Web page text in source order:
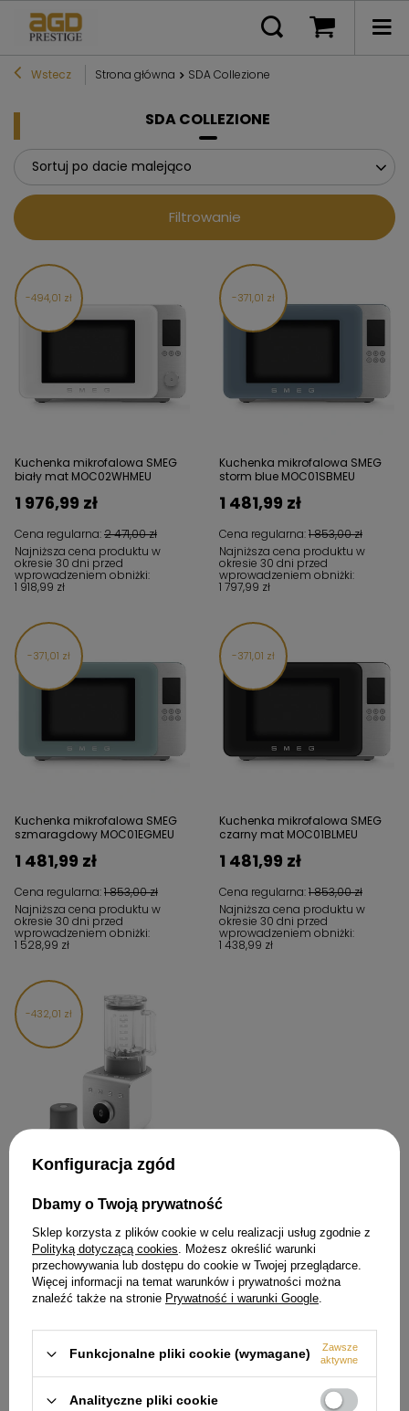
Wstecz Strona główna SDA Collezione
SDA COLLEZIONE
Sortuj po dacie malejąco
Filtrowanie
494,01 zł
Kuchenka mikrofalowa SMEG
biały mat MOC02WHMEU
Cena regularna:2 471,00 zł
1 976,99 zł
Najniższa cena produktu w
okresie 30 dni przed
wprowadzeniem obniżki:
1 918,99 zł
371,01 zł
Kuchenka mikrofalowa SMEG
storm blue MOC01SBMEU
Cena regularna:1 853,00 zł
1 481,99 zł
Najniższa cena produktu w
okresie 30 dni przed
wprowadzeniem obniżki:
1 797,99 zł
371,01 zł
Kuchenka mikrofalowa SMEG
szmaragdowy MOC01EGMEU
Cena regularna:1 853,00 zł
1 481,99 zł
Najniższa cena produktu w
okresie 30 dni przed
wprowadzeniem obniżki:
1 528,99 zł
371,01 zł
Kuchenka mikrofalowa SMEG
czarny mat MOC01BLMEU
Cena regularna:1 853,00 zł
1 481,99 zł
Najniższa cena produktu w
okresie 30 dni przed
wprowadzeniem obniżki:
1 438,99 zł
432,01 zł
Blender wysokoobr.+pompka,
Cena regularna:2 162,00 zł
1 729,99 zł
Najniższa cena produktu w
okresie 30 dni przed
wprowadzeniem obniżki:
1 678,99 zł
POLECAMY
Konfiguracja zgód
Dbamy o Twoją prywatność
Sklep korzysta z plików cookie w celu realizacji usług zgodnie z
Polityką dotyczącą cookies. Możesz określić warunki
przechowywania lub dostępu do cookie w Twojej przeglądarce.
Więcej informacji na temat warunków i prywatności można
znaleźć także na stronie Prywatność i warunki Google.
Funkcjonalne pliki cookie (wymagane)
Zawsze
aktywne
Analityczne pliki cookie